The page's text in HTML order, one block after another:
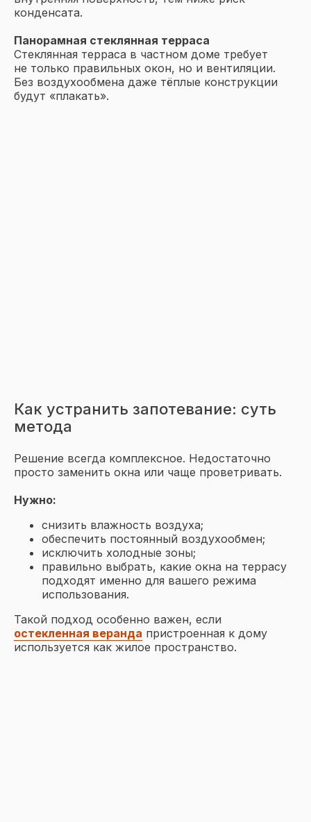
конденсата.
Панорамная стеклянная терраса
Стеклянная терраса в частном доме требует
не только правильных окон, но и вентиляции.
Без воздухообмена даже тёплые конструкции
будут «плакать».
Как устранить запотевание: суть
метода
Решение всегда комплексное. Недостаточно
просто заменить окна или чаще проветривать.
Нужно:
снизить влажность воздуха;
обеспечить постоянный воздухообмен;
исключить холодные зоны;
правильно выбрать, какие окна на террасу
подходят именно для вашего режима
использования.
Такой подход особенно важен, если
остекленная веранда пристроенная к дому
используется как жилое пространство.
предложения
Подпишитесь на рассылку и
получите доступ к эксклюзивным
акциям и выгодным решениям для
остекления
Соглашаюсь на обработку